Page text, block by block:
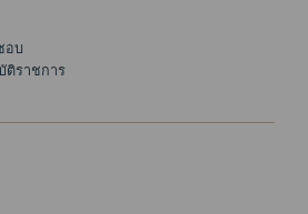
อบ
ติราชการ